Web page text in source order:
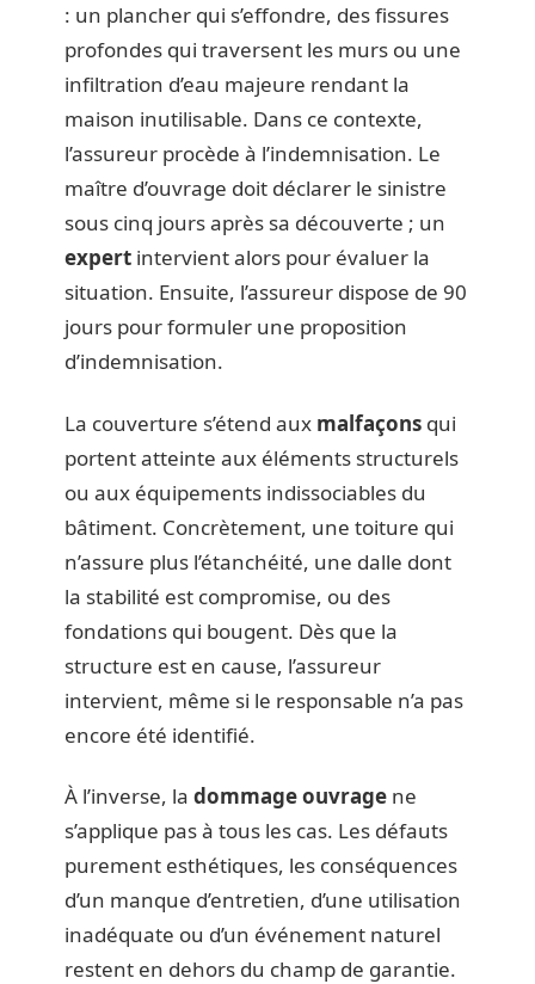
: un plancher qui s’effondre, des fissures
profondes qui traversent les murs ou une
infiltration d’eau majeure rendant la
maison inutilisable. Dans ce contexte,
l’assureur procède à l’indemnisation. Le
maître d’ouvrage doit déclarer le sinistre
sous cinq jours après sa découverte ; un
expert intervient alors pour évaluer la
situation. Ensuite, l’assureur dispose de 90
jours pour formuler une proposition
d’indemnisation.
La couverture s’étend aux malfaçons qui
portent atteinte aux éléments structurels
ou aux équipements indissociables du
bâtiment. Concrètement, une toiture qui
n’assure plus l’étanchéité, une dalle dont
la stabilité est compromise, ou des
fondations qui bougent. Dès que la
structure est en cause, l’assureur
intervient, même si le responsable n’a pas
encore été identifié.
À l’inverse, la dommage ouvrage ne
s’applique pas à tous les cas. Les défauts
purement esthétiques, les conséquences
d’un manque d’entretien, d’une utilisation
inadéquate ou d’un événement naturel
restent en dehors du champ de garantie.